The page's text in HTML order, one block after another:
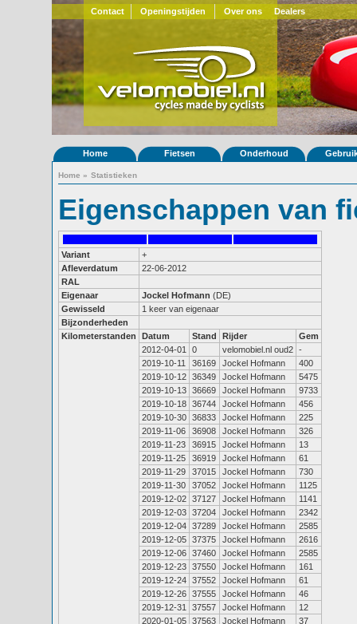
Contact Openingstijden Over ons Dealers
Home Fietsen Onderhoud
Home » Statistieken
Eigenschappen van
Variant
+
Afleverdatum
22-06-2012
RAL
Eigenaar
Jockel Hofmann (DE)
Gewisseld
1 keer van eigenaar
Bijzonderheden
Kilometerstanden
Datum Stand Rijder
Gem
2012-04-01
0 velomobiel.nl oud2 -
2019-10-11
36169 Jockel Hofmann
400
2019-10-12 36349 Jockel Hofmann
5475
2019-10-13 36669 Jockel Hofmann
9733
2019-10-18 36744 Jockel Hofmann
456
2019-10-30 36833 Jockel Hofmann
225
2019-11-06
36908 Jockel Hofmann
326
2019-11-23
36915 Jockel Hofmann
13
2019-11-25
36919 Jockel Hofmann
61
2019-11-29
37015 Jockel Hofmann
730
2019-11-30
37052 Jockel Hofmann
1125
2019-12-02 37127 Jockel Hofmann
1141
2019-12-03 37204 Jockel Hofmann
2342
2019-12-04 37289 Jockel Hofmann
2585
2019-12-05 37375 Jockel Hofmann
2616
2019-12-06 37460 Jockel Hofmann
2585
2019-12-23 37550 Jockel Hofmann
161
2019-12-24 37552 Jockel Hofmann
61
2019-12-26 37555 Jockel Hofmann
46
2019-12-31
37557 Jockel Hofmann
12
2020-01-05 37563 Jockel Hofmann
37